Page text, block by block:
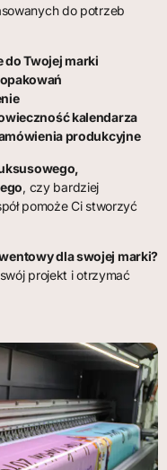
do potrzeb
Twojej marki
kalendarza
produkcyjne
, czy bardziej
pomoże Ci stworzyć
dla swojej marki?
projekt i otrzymać